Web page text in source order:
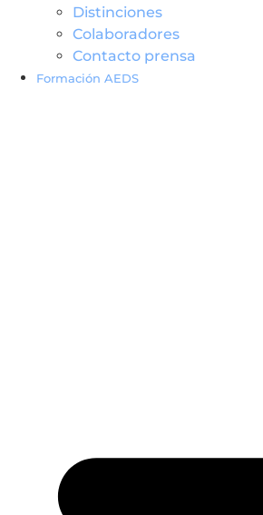
Distinciones
Colaboradores
Contacto prensa
Formación AEDS